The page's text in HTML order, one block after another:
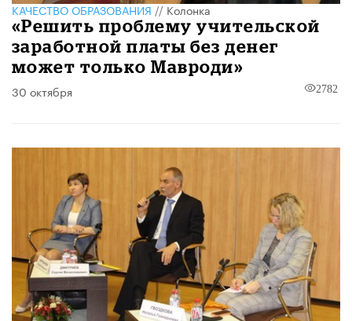
КАЧЕСТВО ОБРАЗОВАНИЯ//Колонка
«Решить проблему учительской
заработной платы без денег
может только Мавроди»
30 октября 2782